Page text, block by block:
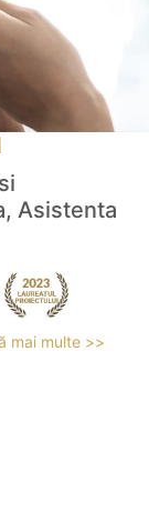
Asistenta
mai multe >>